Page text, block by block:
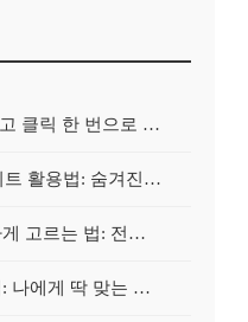
치아보험 비교, 발품 팔지 말고 클릭 한 번으로 끝내는 비법! 후기 대방출
2025년형 치아보험 비교사이트 활용법: 숨겨진 보험금 100% 환급 전략
치아보험 비교사이트 똑똑하게 고르는 법: 전문가가 알려주는 5가지 꿀팁
치아보험 비교사이트 활용법: 나에게 딱 맞는 보험, 손쉽게 찾는 비법 공개